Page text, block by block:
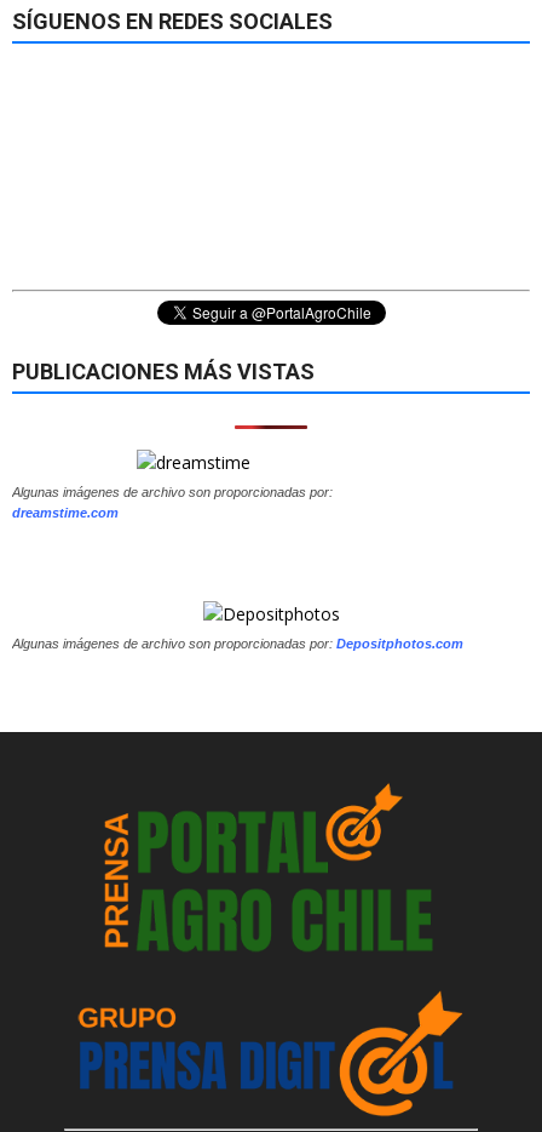
SÍGUENOS EN REDES SOCIALES
PUBLICACIONES MÁS VISTAS
Algunas imágenes de archivo son proporcionadas por:
dreamstime.com
Algunas imágenes de archivo son proporcionadas por: Depositphotos.com